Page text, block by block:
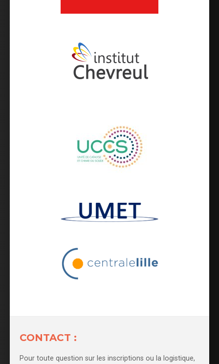
CONTACT :
Pour toute question sur les inscriptions ou la logistique,